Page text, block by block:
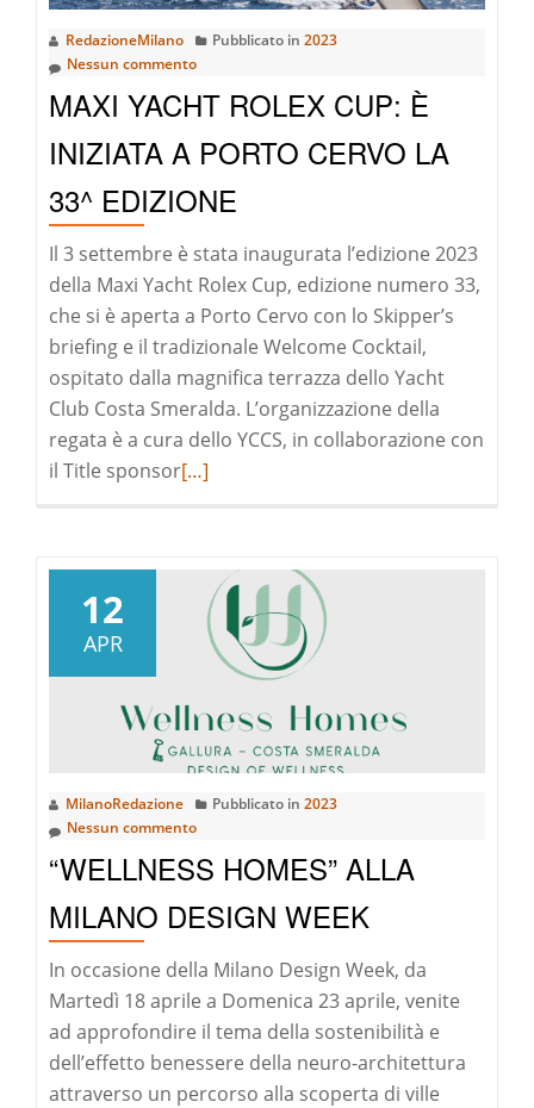
edition
has
in
Porto
Cervo
RedazioneMilano Pubblicato in 2023
Nessun commento
MAXI YACHT ROLEX CUP: È
INIZIATA A PORTO CERVO LA
33^ EDIZIONE
Il 3 settembre è stata inaugurata l’edizione 2023
della Maxi Yacht Rolex Cup, edizione numero 33,
che si è aperta a Porto Cervo con lo Skipper’s
briefing e il tradizionale Welcome Cocktail,
ospitato dalla magnifica terrazza dello Yacht
Club Costa Smeralda. L’organizzazione della
regata è a cura dello YCCS, in collaborazione con
il Title sponsorLeggi
riguardoMaxi
Yacht
Rolex
iniziata
a
Porto
Cervo
la
33^
edizione
[…]
12
APR
MilanoRedazione Pubblicato in 2023
Nessun commento
“WELLNESS HOMES” ALLA
MILANO DESIGN WEEK
In occasione della Milano Design Week, da
Martedì 18 aprile a Domenica 23 aprile, venite
ad approfondire il tema della sostenibilità e
dell’effetto benessere della neuro-architettura
attraverso un percorso alla scoperta di ville